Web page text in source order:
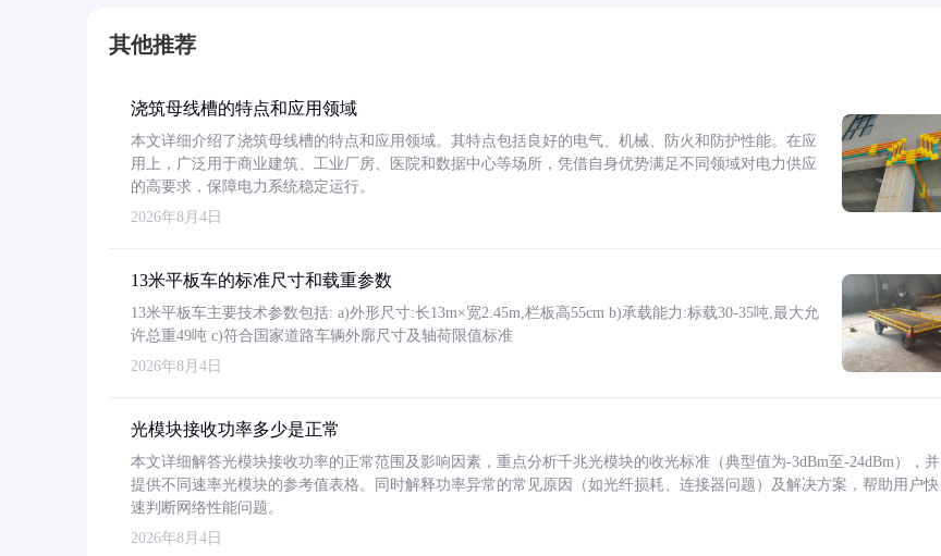
其他推荐
浇筑母线槽的特点和应用领域
本文详细介绍了浇筑母线槽的特点和应用领域。其特点包括良好的电气、机械、防火和防护性能。在应
用上，广泛用于商业建筑、工业厂房、医院和数据中心等场所，凭借自身优势满足不同领域对电力供应
的高要求，保障电力系统稳定运行。
2026年8月4日
13米平板车的标准尺寸和载重参数
13米平板车主要技术参数包括: a)外形尺寸:长13m×宽2.45m,栏板高55cm b)承载能力:标载30-35吨,最大允
许总重49吨 c)符合国家道路车辆外廓尺寸及轴荷限值标准
2026年8月4日
光模块接收功率多少是正常
本文详细解答光模块接收功率的正常范围及影响因素，重点分析千兆光模块的收光标准（典型值为-3dBm至-24dBm），并
提供不同速率光模块的参考值表格。同时解释功率异常的常见原因（如光纤损耗、连接器问题）及解决方案，帮助用户快
速判断网络性能问题。
2026年8月4日